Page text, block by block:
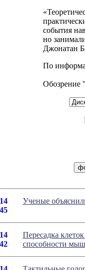
события
но
Джонатан
По
Обозрение
Ученые
Пересадка
способности